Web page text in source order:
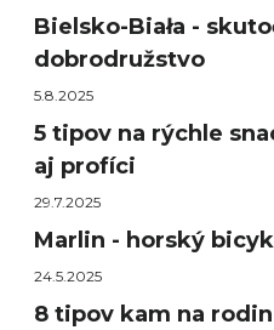
Bielsko-Biała -
dobrodružstvo
5.8.2025
5 tipov na rýchle
aj profíci
29.7.2025
Marlin - horský
24.5.2025
8 tipov kam na